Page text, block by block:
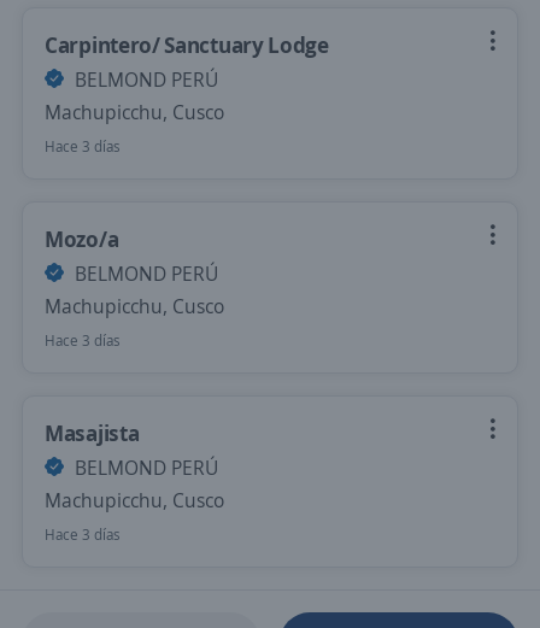
Carpintero/ Sanctuary Lodge
BELMOND PERÚ
Machupicchu, Cusco
Hace 3 días
Mozo/a
BELMOND PERÚ
Machupicchu, Cusco
Hace 3 días
Masajista
BELMOND PERÚ
Machupicchu, Cusco
Hace 3 días